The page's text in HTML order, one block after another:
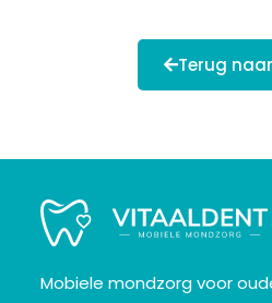
Terug
Mobiele mondzorg voor